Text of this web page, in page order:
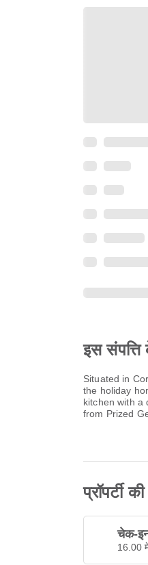
इस संपत्ति
Situated in
the holiday
kitchen with a
from Prized
प्रॉपर्टी
चेक-
16.00